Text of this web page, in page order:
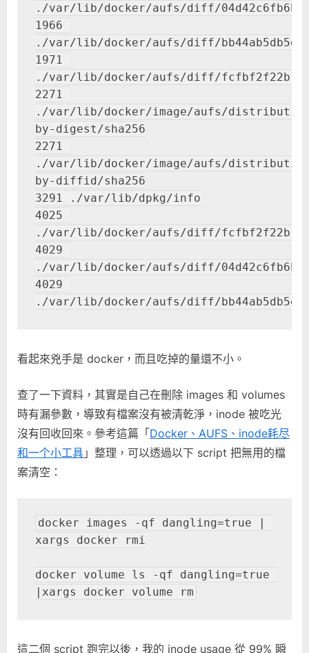
./var/lib/docker/aufs/diff/
1966
./var/lib/docker/aufs/diff/
1971
./var/lib/docker/aufs/diff/
2271
./var/lib/docker/image/aufs/
by-digest/sha256
2271
./var/lib/docker/image/aufs/
by-diffid/sha256
3291 ./var/lib/dpkg/info
4025
./var/lib/docker/aufs/diff/
4029
./var/lib/docker/aufs/diff/
4029
./var/lib/docker/aufs/diff/
看起來兇手是 docker，而且吃掉的量還不小。
查了一下資料，其實是自己在刪除 images 和 volumes
時有漏參數，導致有檔案沒有被清乾淨，inode 被吃光
沒有回收回來。參考這篇「Docker、AUFS、inode耗尽
和一个小工具 」整理，可以透過以下 script 把無用的檔
案清空：
docker images -qf dangling=true |
xargs docker rmi
docker volume ls -qf dangling=true
|xargs docker volume rm
這二個 script 跑完以後，我的 inode usage 從 99% 瞬